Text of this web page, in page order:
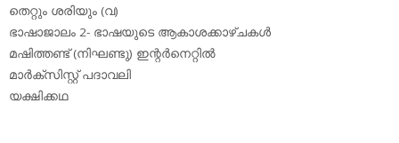
തെറ്റും ശരിയും (വ)
ഭാഷാജാലം 2- ഭാഷയുടെ ആകാശക്കാഴ്ചകള്‍
മഷിത്തണ്ട് (നിഘണ്ടു) ഇന്റര്‍നെറ്റില്‍
മാര്‍ക്‌സിസ്റ്റ് പദാവലി
യക്ഷിക്കഥ